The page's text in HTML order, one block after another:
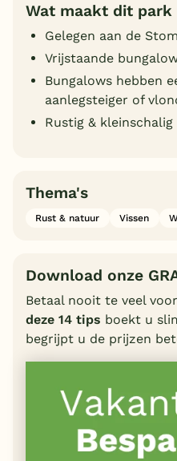
Wat maakt dit park
Gelegen aan de
Vrijstaande
Bungalows hebben
aanlegsteiger of
Rustig & kleinschalig
Thema's
Rust & natuur Vissen
Download onze
Betaal nooit te veel
deze 14 tips boekt u
begrijpt u de prijzen